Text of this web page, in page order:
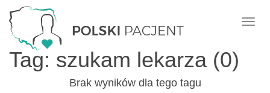
Tag: szukam lekarza (0)
Brak wyników dla tego tagu